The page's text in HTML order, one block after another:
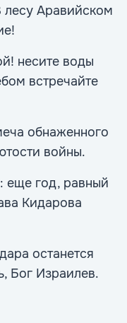
Аравийском
несите воды
встречайте
обнаженного
войны.
еще год, равный
Кидарова
останется
Бог Израилев.